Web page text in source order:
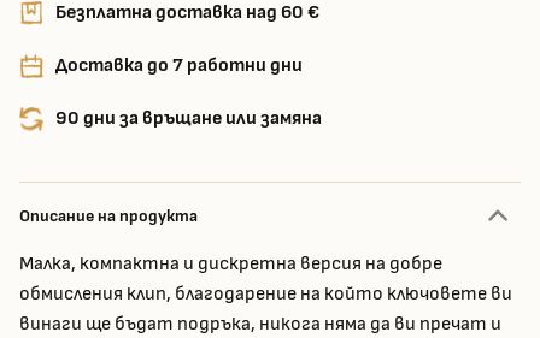
Безплатна доставка над 60 €
Доставка до 7 работни дни
90 дни за връщане или замяна
Описание на продукта
Малка, компактна и дискретна версия на добре
обмисления клип, благодарение на който ключовете ви
винаги ще бъдат подръка, никога няма да ви пречат и